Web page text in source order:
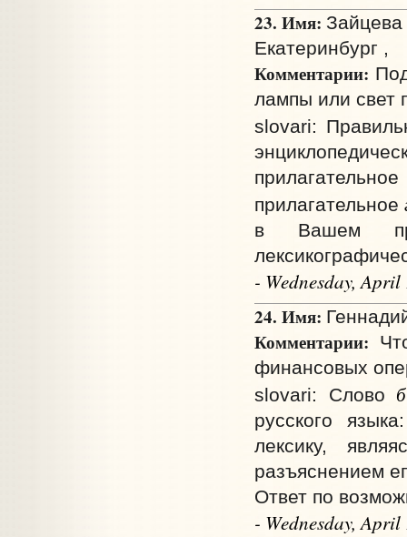
23. Имя:
Екатеринбург ,
Комментарии:
лампы или свет
slovari:
прилагательное
в Вашем
- Wednesday,
24. Имя:
Комментарии:
финансовых
slovari: Слово
русского
лексику,
разъяснением
Ответ по
- Wednesday,